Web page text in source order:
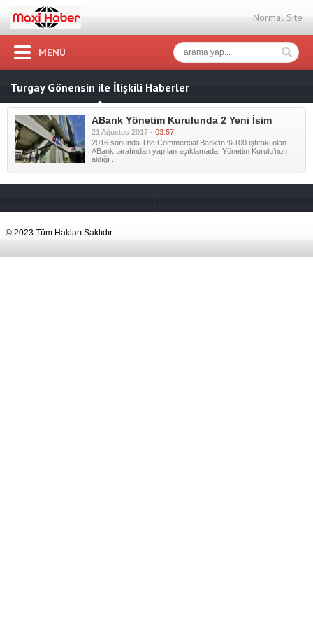
Normal Site
MENÜ
Turgay Gönensin ile İlişkili Haberler
ABank Yönetim Kurulunda 2 Yeni İsim
21 Ağustos 2017 - 03:57
2016 sonunda The Commercial Bank’ın %100 iştiraki olan
ABank tarafından yapılan açıklamada, Yönetim Kurulu’nun
aldığı ...
© 2023 Tüm Hakları Saklıdır .